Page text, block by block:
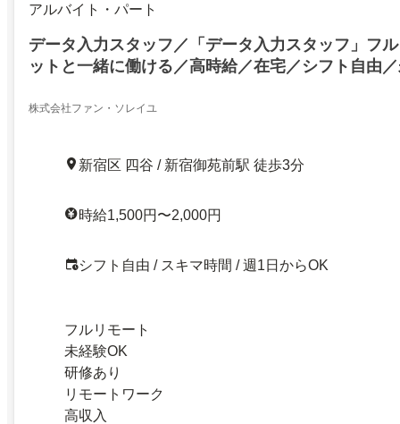
アルバイト・パート
データ入力スタッフ／「データ入力スタッフ」フ
ットと一緒に働ける／高時給／在宅／シフト自由
株式会社ファン・ソレイユ
新宿区 四谷 / 新宿御苑前駅 徒歩3分
時給1,500円〜2,000円
シフト自由 / スキマ時間 / 週1日からOK
フルリモート
未経験OK
研修あり
リモートワーク
高収入